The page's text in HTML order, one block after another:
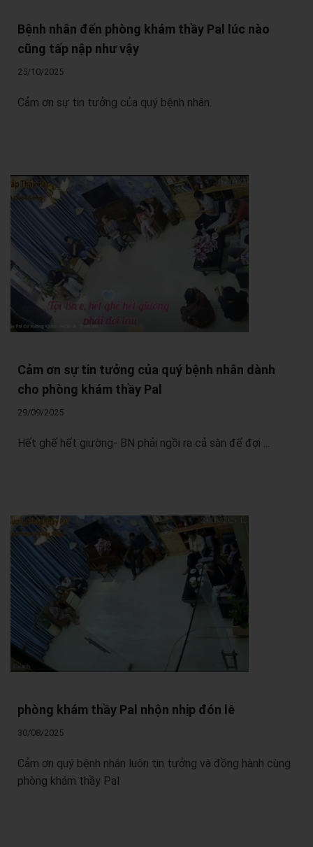
Bệnh nhân đến phòng khám thầy Pal lúc nào
cũng tấp nập như vậy
25/10/2025
Cảm ơn sự tin tưởng của quý bệnh nhân.
Cảm ơn sự tin tưởng của quý bệnh nhân dành
cho phòng khám thầy Pal
29/09/2025
Hết ghế hết giường- BN phải ngồi ra cả sàn để đợi ...
phòng khám thầy Pal nhộn nhịp đón lễ
30/08/2025
Cảm ơn quý bệnh nhân luôn tin tưởng và đồng hành cùng
phòng khám thầy Pal